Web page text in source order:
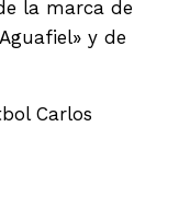
la marca de
y de
Carlos